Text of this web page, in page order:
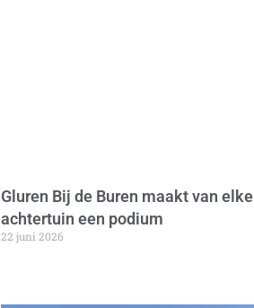
Gluren Bij de Buren maakt van elke
achtertuin een podium
22 juni 2026